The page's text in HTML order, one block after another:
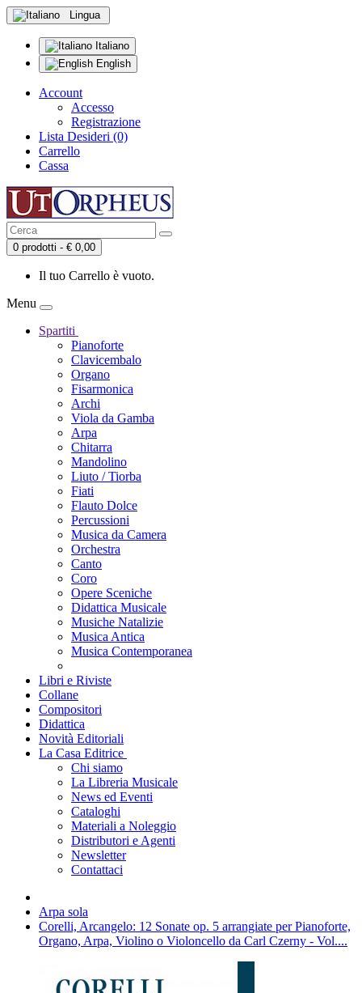
Lingua
Italiano
English
Account
Accesso
Registrazione
Lista Desideri (0)
Carrello
Cassa
0 prodotti - € 0,00
Il tuo Carrello è vuoto.
Menu
Spartiti
Pianoforte
Clavicembalo
Organo
Fisarmonica
Archi
Viola da Gamba
Arpa
Chitarra
Mandolino
Liuto / Tiorba
Fiati
Flauto Dolce
Percussioni
Musica da Camera
Orchestra
Canto
Coro
Opere Sceniche
Didattica Musicale
Musiche Natalizie
Musica Antica
Musica Contemporanea
Libri e Riviste
Collane
Compositori
Didattica
Novità Editoriali
La Casa Editrice
Chi siamo
La Libreria Musicale
News ed Eventi
Cataloghi
Materiali a Noleggio
Distributori e Agenti
Newsletter
Contattaci
Arpa sola
Corelli, Arcangelo: 12 Sonate op. 5 arrangiate per Pianoforte,
Organo, Arpa, Violino o Violoncello da Carl Czerny - Vol....